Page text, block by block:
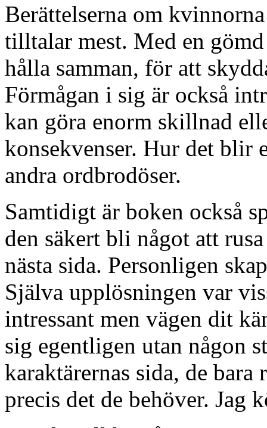
Berättelserna om
tilltalar mest. Med en
hålla samman, för att
Förmågan i sig är också
kan göra enorm skillnad
konsekvenser. Hur det blir
andra ordbrodöser.
Samtidigt är boken också
den säkert bli något att
nästa sida. Personligen
Själva upplösningen var
intressant men vägen dit
sig egentligen utan någon
karaktärernas sida, de bara
precis det de behöver. Jag